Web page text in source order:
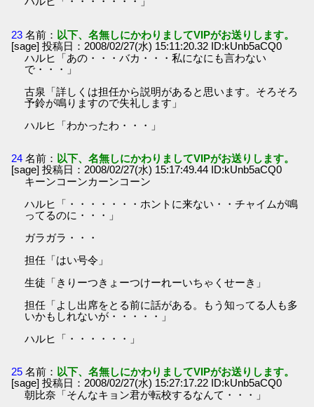
23 名前： 以下、名無しにかわりましてVIPがお送りします。
[sage] 投稿日：2008/02/27(水) 15:11:20.32 ID:kUnb5aCQ0
ハルヒ「あの・・・バカ・・・私になにも言わない
で・・・」
古泉「詳しくは担任から説明があると思います。そろそろ
予鈴が鳴りますので失礼します」
ハルヒ「わかったわ・・・」
24 名前： 以下、名無しにかわりましてVIPがお送りします。
[sage] 投稿日：2008/02/27(水) 15:17:49.44 ID:kUnb5aCQ0
キーンコーンカーンコーン
ハルヒ「・・・・・・・ホントに来ない・・チャイムが鳴
ってるのに・・・」
ガラガラ・・・
担任「はい号令」
生徒「きりーつきょーつけーれーいちゃくせーき」
担任「よし出席をとる前に話がある。もう知ってる人も多
いかもしれないが・・・・・」
ハルヒ「・・・・・・」
25 名前： 以下、名無しにかわりましてVIPがお送りします。
[sage] 投稿日：2008/02/27(水) 15:27:17.22 ID:kUnb5aCQ0
朝比奈「そんなキョン君が転校するなんて・・・」